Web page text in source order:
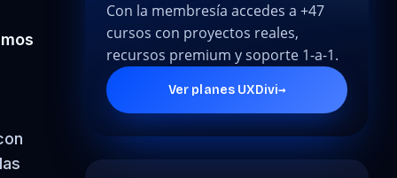
Con la membresía accedes a +47
cursos con proyectos reales,
recursos premium y soporte 1-a-1.
Ver planes UXDivi→